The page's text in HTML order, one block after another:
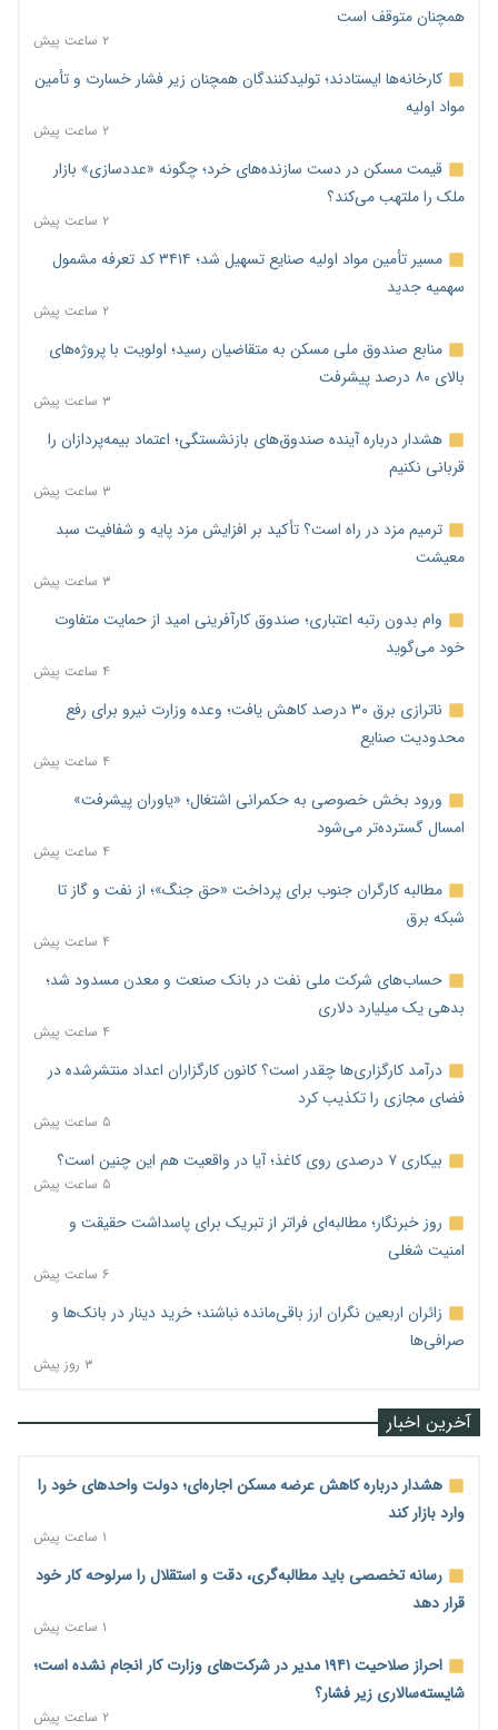
همچنان متوقف است
۲ ساعت پیش
کارخانه‌ها ایستادند؛ تولیدکنندگان همچنان زیر فشار خسارت و تأمین
مواد اولیه
۲ ساعت پیش
قیمت مسکن در دست سازنده‌های خرد؛ چگونه «عددسازی» بازار
ملک را ملتهب می‌کند؟
۲ ساعت پیش
مسیر تأمین مواد اولیه صنایع تسهیل شد؛ ۳۴۱۴ کد تعرفه مشمول
سهمیه جدید
۲ ساعت پیش
منابع صندوق ملی مسکن به متقاضیان رسید؛ اولویت با پروژه‌های
بالای ۸۰ درصد پیشرفت
۳ ساعت پیش
هشدار درباره آینده صندوق‌های بازنشستگی؛ اعتماد بیمه‌پردازان را
قربانی نکنیم
۳ ساعت پیش
ترمیم مزد در راه است؟ تأکید بر افزایش مزد پایه و شفافیت سبد
معیشت
۳ ساعت پیش
وام بدون رتبه اعتباری؛ صندوق کارآفرینی امید از حمایت متفاوت
خود می‌گوید
۴ ساعت پیش
ناترازی برق ۳۰ درصد کاهش یافت؛ وعده وزارت نیرو برای رفع
محدودیت صنایع
۴ ساعت پیش
ورود بخش خصوصی به حکمرانی اشتغال؛ «یاوران پیشرفت»
امسال گسترده‌تر می‌شود
۴ ساعت پیش
مطالبه کارگران جنوب برای پرداخت «حق جنگ»؛ از نفت و گاز تا
شبکه برق
۴ ساعت پیش
حساب‌های شرکت ملی نفت در بانک صنعت و معدن مسدود شد؛
بدهی یک میلیارد دلاری
۴ ساعت پیش
درآمد کارگزاری‌ها چقدر است؟ کانون کارگزاران اعداد منتشرشده در
فضای مجازی را تکذیب کرد
۵ ساعت پیش
بیکاری ۷ درصدی روی کاغذ؛ آیا در واقعیت هم این چنین است؟
۵ ساعت پیش
روز خبرنگار؛ مطالبه‌ای فراتر از تبریک برای پاسداشت حقیقت و
امنیت شغلی
۶ ساعت پیش
زائران اربعین نگران ارز باقی‌مانده نباشند؛ خرید دینار در بانک‌ها و
صرافی‌ها
۳ روز پیش
آخرین اخبار
هشدار درباره کاهش عرضه مسکن اجاره‌ای؛ دولت واحدهای خود را
وارد بازار کند
۱ ساعت پیش
رسانه تخصصی باید مطالبه‌گری، دقت و استقلال را سرلوحه کار خود
قرار دهد
۱ ساعت پیش
احراز صلاحیت ۱۹۴۱ مدیر در شرکت‌های وزارت کار انجام نشده است؛
شایسته‌سالاری زیر فشار؟
۲ ساعت پیش